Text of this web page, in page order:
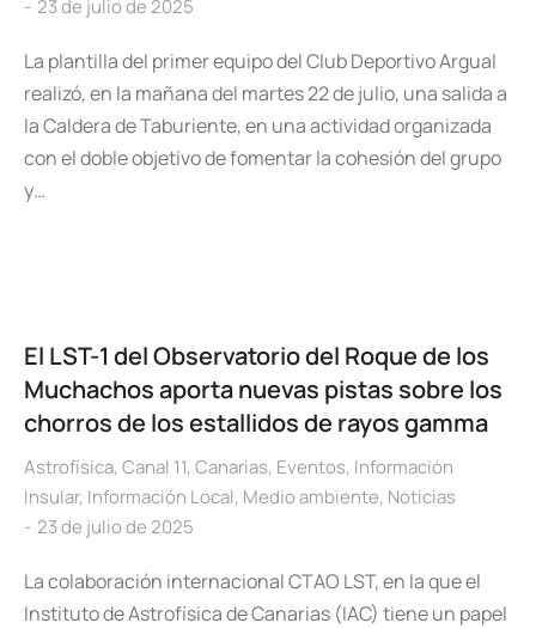
23 de julio de 2025
La plantilla del primer equipo del Club Deportivo Argual
realizó, en la mañana del martes 22 de julio, una salida a
la Caldera de Taburiente, en una actividad organizada
con el doble objetivo de fomentar la cohesión del grupo
y…
El LST-1 del Observatorio del Roque de los
Muchachos aporta nuevas pistas sobre los
chorros de los estallidos de rayos gamma
Astrofísica, Canal 11, Canarias, Eventos, Información
Insular, Información Local, Medio ambiente, Noticias
23 de julio de 2025
La colaboración internacional CTAO LST, en la que el
Instituto de Astrofísica de Canarias (IAC) tiene un papel